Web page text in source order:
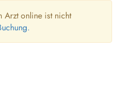
Arzt online ist nicht